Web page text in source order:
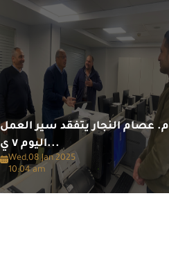
م. عصام النجار يتفقد سير العمل
اليوم ٧ ي...
Wed,08 Jan 2025
10:04 am